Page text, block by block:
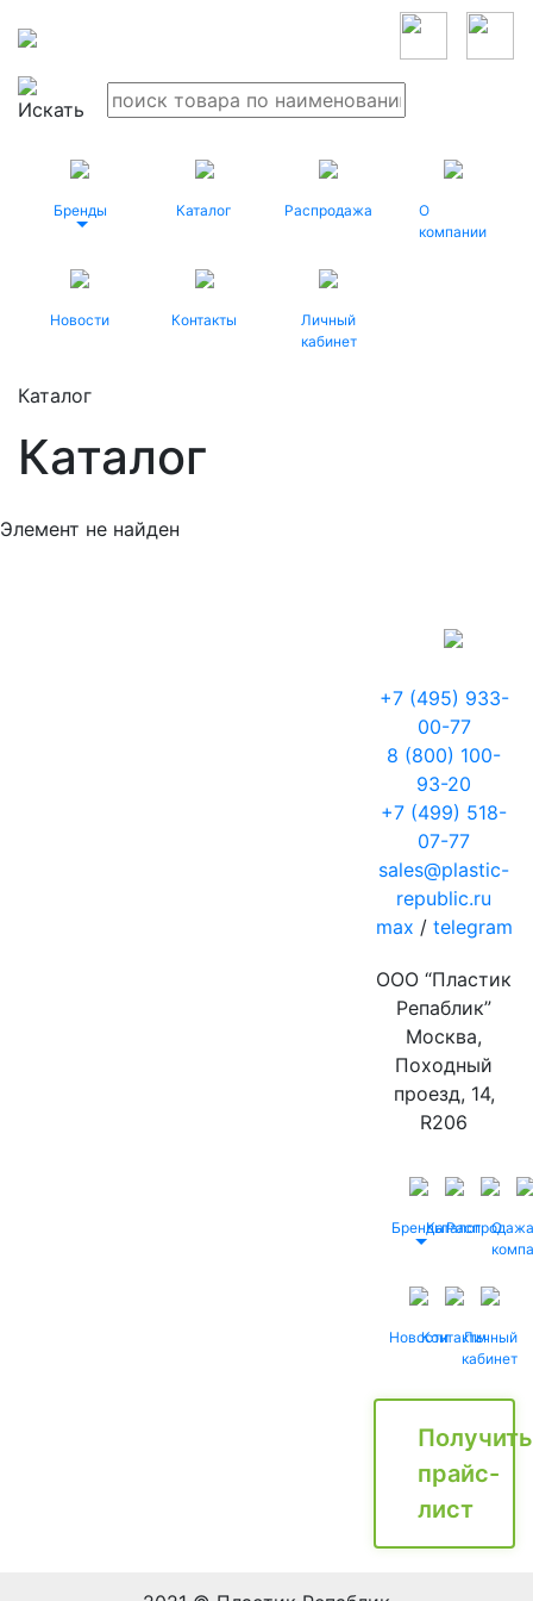
Бренды Каталог Распродажа
О
компании
Новости Контакты
Личный
кабинет
Каталог
Каталог
Элемент не найден
+7 (495) 933-
00-77
8 (800) 100-
93-20
+7 (499) 518-
07-77
sales@plastic-
republic.ru
max / telegram
ООО “Пластик
Репаблик”
Москва,
Походный
проезд, 14,
R206
БрендыКаталог
Распродажа
О
НовостиКонтактыЛичный
кабинет
Получить
прайс-
лист